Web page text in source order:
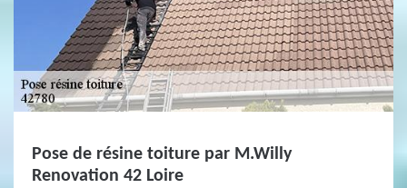
Pose de résine toiture par M.Willy
Renovation 42 Loire